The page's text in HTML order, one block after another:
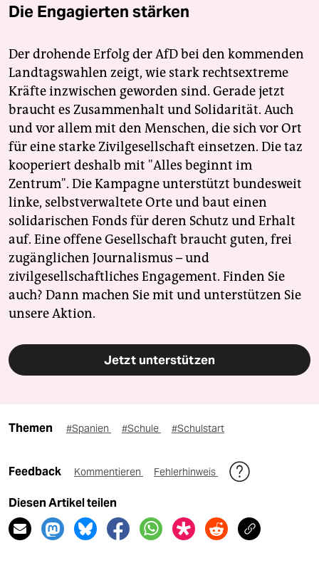
Die Engagierten stärken
Der drohende Erfolg der AfD bei den kommenden
Landtagswahlen zeigt, wie stark rechtsextreme
Kräfte inzwischen geworden sind. Gerade jetzt
braucht es Zusammenhalt und Solidarität. Auch
und vor allem mit den Menschen, die sich vor Ort
für eine starke Zivilgesellschaft einsetzen. Die taz
kooperiert deshalb mit "Alles beginnt im
Zentrum". Die Kampagne unterstützt bundesweit
linke, selbstverwaltete Orte und baut einen
solidarischen Fonds für deren Schutz und Erhalt
auf. Eine offene Gesellschaft braucht guten, frei
zugänglichen Journalismus – und
zivilgesellschaftliches Engagement. Finden Sie
auch? Dann machen Sie mit und unterstützen Sie
unsere Aktion.
Jetzt unterstützen
Themen #Spanien #Schule #Schulstart
Feedback Kommentieren Fehlerhinweis
Diesen Artikel teilen